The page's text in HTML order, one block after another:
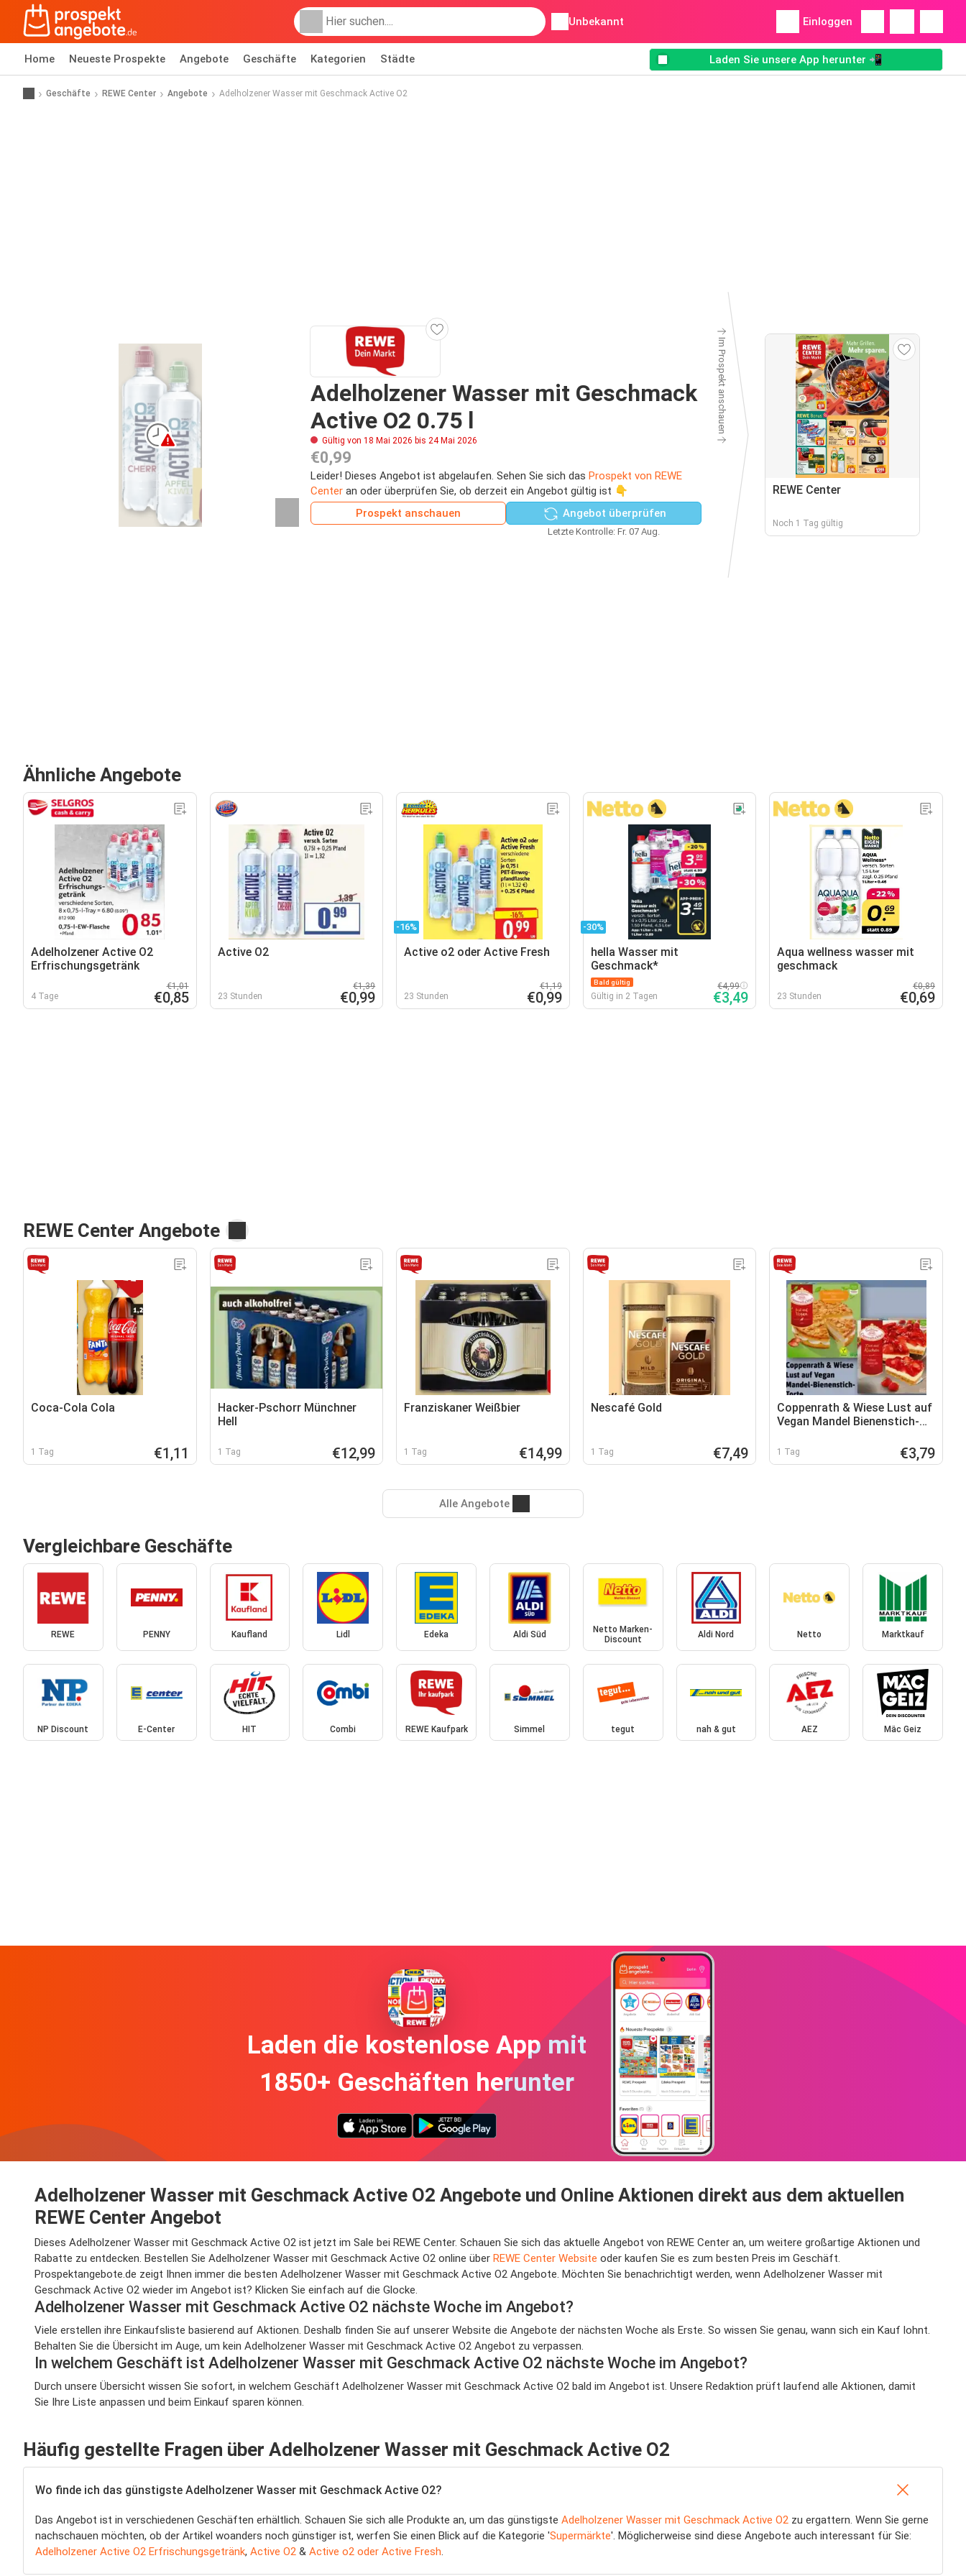
Unbekannt Einloggen
Home Neueste Prospekte Angebote Geschäfte Kategorien Städte Laden Sie unsere App herunter 📲
Geschäfte REWE Center Angebote Adelholzener Wasser mit Geschmack Active O2
Adelholzener Wasser mit Geschmack
Active O2 0.75 l
Gültig von 18 Mai 2026 bis 24 Mai 2026
€0,99
Leider! Dieses Angebot ist abgelaufen. Sehen Sie sich das Prospekt von REWE
Center an oder überprüfen Sie, ob derzeit ein Angebot gültig ist 👇
Prospekt anschauen
Angebot überprüfen
Letzte Kontrolle: Fr. 07 Aug.
Im Prospekt anschauen
REWE Center
Noch 1 Tag gültig
Ähnliche Angebote
Adelholzener Active O2
Erfrischungsgetränk
4 Tage
€1,01
€0,85
Active O2
23 Stunden
€1,39
€0,99
-16%
Active o2 oder Active Fresh
23 Stunden
€1,19
€0,99
-30%
hella Wasser mit
Geschmack*
Bald gültig
Gültig in 2 Tagen
€4,99
€3,49
Aqua wellness wasser mit
geschmack
23 Stunden
€0,89
€0,69
REWE Center Angebote
Coca-Cola Cola
1 Tag €1,11
Hacker-Pschorr Münchner
Hell
1 Tag €12,99
Franziskaner Weißbier
1 Tag €14,99
Nescafé Gold
1 Tag €7,49
Coppenrath & Wiese Lust auf
Vegan Mandel Bienenstich-
1 Tag €3,79
Alle Angebote
Vergleichbare Geschäfte
REWE PENNY Kaufland Lidl Edeka Aldi Süd
Netto Marken-
Discount
Aldi Nord Netto Marktkauf
NP Discount E-Center HIT Combi REWE Kaufpark Simmel tegut nah & gut AEZ Mäc Geiz
Laden die kostenlose App mit
1850+ Geschäften herunter
Adelholzener Wasser mit Geschmack Active O2 Angebote und Online Aktionen direkt aus dem aktuellen
REWE Center Angebot
Dieses Adelholzener Wasser mit Geschmack Active O2 ist jetzt im Sale bei REWE Center. Schauen Sie sich das aktuelle Angebot von REWE Center an, um weitere großartige Aktionen und
Rabatte zu entdecken. Bestellen Sie Adelholzener Wasser mit Geschmack Active O2 online über REWE Center Website oder kaufen Sie es zum besten Preis im Geschäft.
Prospektangebote.de zeigt Ihnen immer die besten Adelholzener Wasser mit Geschmack Active O2 Angebote. Möchten Sie benachrichtigt werden, wenn Adelholzener Wasser mit
Geschmack Active O2 wieder im Angebot ist? Klicken Sie einfach auf die Glocke.
Adelholzener Wasser mit Geschmack Active O2 nächste Woche im Angebot?
Viele erstellen ihre Einkaufsliste basierend auf Aktionen. Deshalb finden Sie auf unserer Website die Angebote der nächsten Woche als Erste. So wissen Sie genau, wann sich ein Kauf lohnt.
Behalten Sie die Übersicht im Auge, um kein Adelholzener Wasser mit Geschmack Active O2 Angebot zu verpassen.
In welchem Geschäft ist Adelholzener Wasser mit Geschmack Active O2 nächste Woche im Angebot?
Durch unsere Übersicht wissen Sie sofort, in welchem Geschäft Adelholzener Wasser mit Geschmack Active O2 bald im Angebot ist. Unsere Redaktion prüft laufend alle Aktionen, damit
Sie Ihre Liste anpassen und beim Einkauf sparen können.
Häufig gestellte Fragen über Adelholzener Wasser mit Geschmack Active O2
Wo finde ich das günstigste Adelholzener Wasser mit Geschmack Active O2?
Das Angebot ist in verschiedenen Geschäften erhältlich. Schauen Sie sich alle Produkte an, um das günstigste Adelholzener Wasser mit Geschmack Active O2 zu ergattern. Wenn Sie gerne
nachschauen möchten, ob der Artikel woanders noch günstiger ist, werfen Sie einen Blick auf die Kategorie 'Supermärkte'. Möglicherweise sind diese Angebote auch interessant für Sie:
Adelholzener Active O2 Erfrischungsgetränk, Active O2 & Active o2 oder Active Fresh.